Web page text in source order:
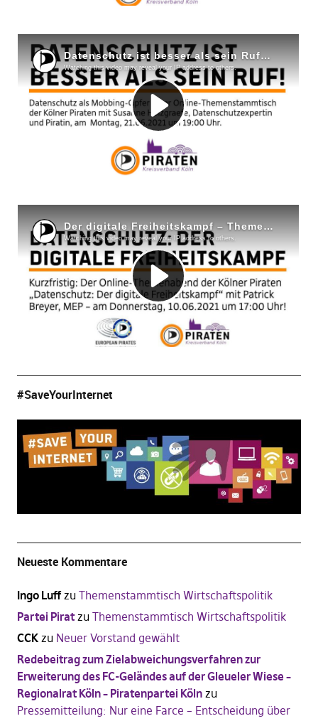
#SaveYourInternet
Neueste Kommentare
Ingo Luffzu Themenstammtisch Wirtschaftspolitik
Partei Piratzu Themenstammtisch Wirtschaftspolitik
CCKzu Neuer Vorstand gewählt
Redebeitrag zum Zielabweichungsverfahren zur
Erweiterung des FC-Geländes auf der Gleueler Wiese –
Regionalrat Köln – Piratenpartei Kölnzu
Pressemitteilung: Nur eine Farce – Entscheidung über